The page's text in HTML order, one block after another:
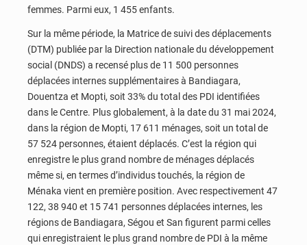
femmes. Parmi eux, 1 455 enfants.
Sur la même période, la Matrice de suivi des déplacements
(DTM) publiée par la Direction nationale du développement
social (DNDS) a recensé plus de 11 500 personnes
déplacées internes supplémentaires à Bandiagara,
Douentza et Mopti, soit 33% du total des PDI identifiées
dans le Centre. Plus globalement, à la date du 31 mai 2024,
dans la région de Mopti, 17 611 ménages, soit un total de
57 524 personnes, étaient déplacés. C’est la région qui
enregistre le plus grand nombre de ménages déplacés
même si, en termes d’individus touchés, la région de
Ménaka vient en première position. Avec respectivement 47
122, 38 940 et 15 741 personnes déplacées internes, les
régions de Bandiagara, Ségou et San figurent parmi celles
qui enregistraient le plus grand nombre de PDI à la même